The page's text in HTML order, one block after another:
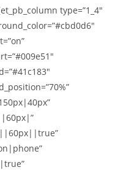
type=”1_4″